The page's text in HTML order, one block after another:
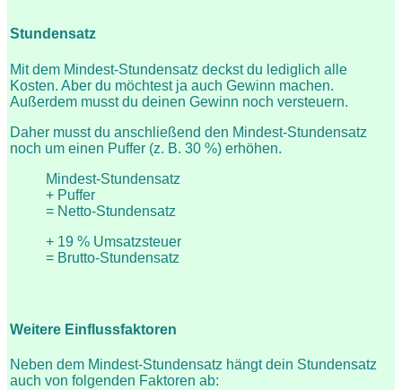
Stundensatz
Mit dem Mindest-Stundensatz deckst du lediglich alle
Kosten. Aber du möchtest ja auch Gewinn machen.
Außerdem musst du deinen Gewinn noch versteuern.
Daher musst du anschließend den Mindest-Stundensatz
noch um einen Puffer (z. B. 30 %) erhöhen.
Mindest-Stundensatz
+ Puffer
= Netto-Stundensatz
+ 19 % Umsatzsteuer
= Brutto-Stundensatz
Weitere Einflussfaktoren
Neben dem Mindest-Stundensatz hängt dein Stundensatz
auch von folgenden Faktoren ab: